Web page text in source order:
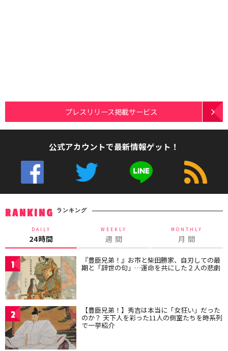
プレスリリース掲載サービス
公式アカウントで最新情報ゲット！
RANKING ランキング
DAILY
24時間
WEEKLY
週 間
MONTHLY
月 間
1 『豊臣兄弟！』お市と柴田勝家、自刃しての最
期と「辞世の句」…運命を共にした２人の悲劇
2 【豊臣兄弟！】秀吉は本当に「女狂い」だった
のか？ 天下人を彩った11人の側室たちを時系列
で一挙紹介